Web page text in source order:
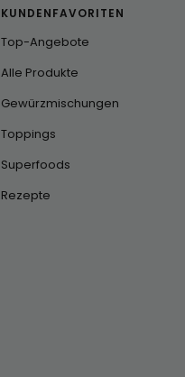
KUNDENFAVORITEN
Top-Angebote
Alle Produkte
Gewürzmischungen
Toppings
Superfoods
Rezepte